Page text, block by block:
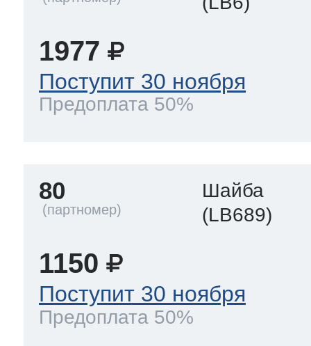
1977
Поступит 30 ноября
Предоплата 50%
80
Шайба
(LB689)
1150
Поступит 30 ноября
Предоплата 50%